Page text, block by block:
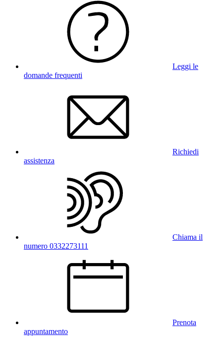
Leggi le
domande frequenti
Richiedi
assistenza
Chiama il
numero 0332273111
Prenota
appuntamento